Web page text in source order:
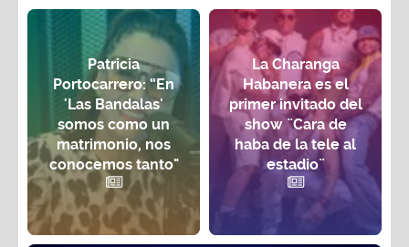
Patricia
Portocarrero: “En
'Las Bandalas'
somos como un
matrimonio, nos
conocemos tanto"
La Charanga
Habanera es el
primer invitado del
show ¨Cara de
haba de la tele al
estadio¨